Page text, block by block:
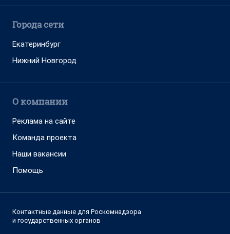
Города сети
Екатеринбург
Нижний Новгород
О компании
Реклама на сайте
Команда проекта
Наши вакансии
Помощь
Контактные данные для Роскомнадзора
и государственных органов